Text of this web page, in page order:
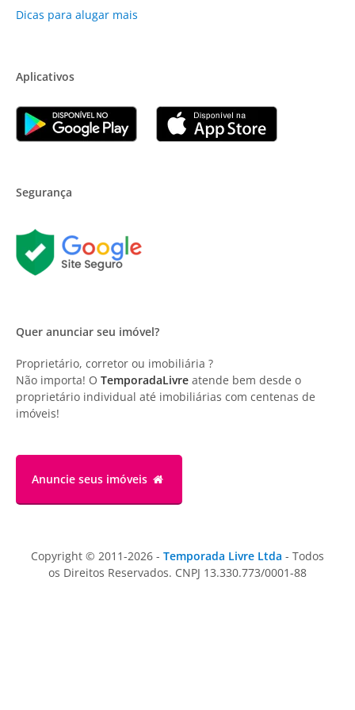
Dicas para alugar mais
Aplicativos
Segurança
Quer anunciar seu imóvel?
Proprietário, corretor ou imobiliária ?
Não importa! O TemporadaLivre atende bem desde o
proprietário individual até imobiliárias com centenas de
imóveis!
Anuncie seus imóveis
Copyright © 2011-2026 - Temporada Livre Ltda - Todos
os Direitos Reservados. CNPJ 13.330.773/0001-88